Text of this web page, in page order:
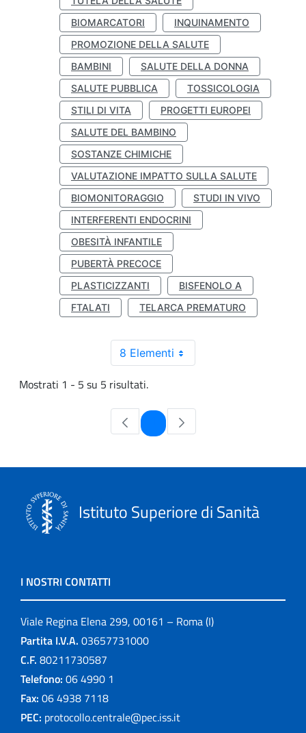
BIOMARCATORI
INQUINAMENTO
PROMOZIONE DELLA SALUTE
BAMBINI
SALUTE DELLA DONNA
SALUTE PUBBLICA
TOSSICOLOGIA
STILI DI VITA
PROGETTI EUROPEI
SALUTE DEL BAMBINO
SOSTANZE CHIMICHE
VALUTAZIONE IMPATTO SULLA SALUTE
BIOMONITORAGGIO
STUDI IN VIVO
INTERFERENTI ENDOCRINI
OBESITÀ INFANTILE
PUBERTÀ PRECOCE
PLASTICIZZANTI
BISFENOLO A
FTALATI
TELARCA PREMATURO
8 Elementi
Mostrati 1 - 5 su 5 risultati.
Pagina
Istituto Superiore di Sanità
I NOSTRI CONTATTI
Viale Regina Elena 299, 00161 – Roma (I)
Partita I.V.A. 03657731000
C.F. 80211730587
Telefono: 06 4990 1
Fax: 06 4938 7118
PEC: protocollo.centrale@pec.iss.it